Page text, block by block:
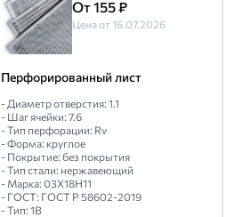
От 155 ₽
Цена от 16.07.2026
Перфорированный лист
- Диаметр отверстия: 1.1
- Шаг ячейки: 7.6
- Тип перфорации: Rv
- Форма: круглое
- Покрытие: без покрытия
- Тип стали: нержавеющий
- Марка: 03Х18Н11
- ГОСТ: ГОСТ Р 58602-2019
- Тип: 1B